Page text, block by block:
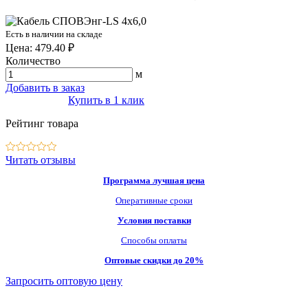
Есть в наличии на складе
Цена: 479.40 ₽
Количество
м
Добавить в заказ
Купить в 1 клик
Рейтинг товара
Читать отзывы
Программа лучшая цена
Оперативные сроки
Условия поставки
Способы оплаты
Оптовые скидки до 20%
Запросить оптовую цену